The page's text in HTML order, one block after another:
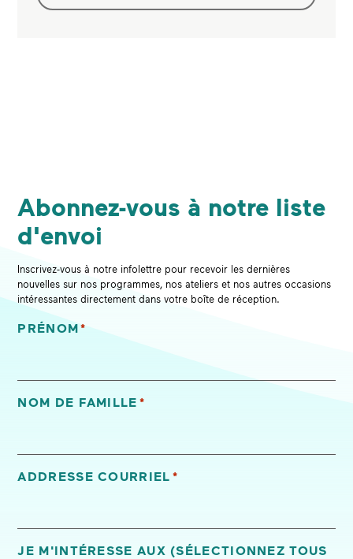
Abonnez-vous à notre liste
d'envoi
Inscrivez-vous à notre infolettre pour recevoir les dernières
nouvelles sur nos programmes, nos ateliers et nos autres occasions
intéressantes directement dans votre boîte de réception.
PRÉNOM *
NOM DE FAMILLE *
ADDRESSE COURRIEL *
JE M'INTÉRESSE AUX (SÉLECTIONNEZ TOUS